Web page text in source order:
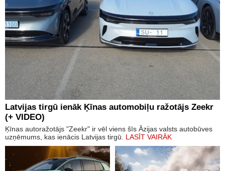
Latvijas tirgū ienāk Ķīnas automobiļu ražotājs Zeekr
(+ VIDEO)
Ķīnas autoražotājs "Zeekr" ir vēl viens šīs Āzijas valsts autobūves
uzņēmums, kas ienācis Latvijas tirgū. LASĪT VAIRĀK